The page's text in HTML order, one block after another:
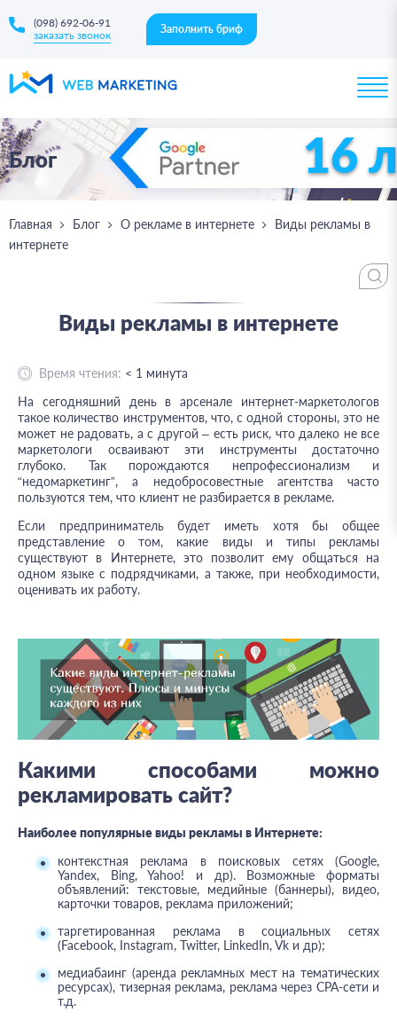
(098) 692-06-91
заказать звонок
Заполнить бриф
Блог 16
Главная Блог О рекламе в интернете
Виды рекламы в
интернете
Виды рекламы в интернете
Время чтения: < 1 минута
На сегодняшний день в арсенале интернет-маркетологов
такое количество инструментов, что, с одной стороны, это не
может не радовать, а с другой – есть риск, что далеко не все
маркетологи осваивают эти инструменты достаточно
глубоко. Так порождаются непрофессионализм и
“недомаркетинг”, а недобросовестные агентства часто
пользуются тем, что клиент не разбирается в рекламе.
Если предприниматель будет иметь хотя бы общее
представление о том, какие виды и типы рекламы
существуют в Интернете, это позволит ему общаться на
одном языке с подрядчиками, а также, при необходимости,
оценивать их работу.
Какими способами можно
рекламировать сайт?
Наиболее популярные виды рекламы в Интернете:
контекстная реклама в поисковых сетях (Google,
Yandex, Bing, Yahoo! и др). Возможные форматы
объявлений: текстовые, медийные (баннеры), видео,
карточки товаров, реклама приложений;
таргетированная реклама в социальных сетях
(Facebook, Instagram, Twitter, LinkedIn, Vk и др);
медиабаинг (аренда рекламных мест на тематических
ресурсах), тизерная реклама, реклама через CPA-сети и
т.д.